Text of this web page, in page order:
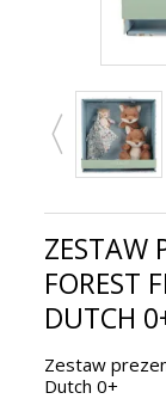
ZESTAW
FOREST
DUTCH
Zestaw
Dutch 0+